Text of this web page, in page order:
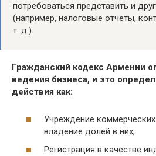
потребоваться представить и
(например, налоговые отчеты,
т. д.).
Гражданский кодекс Армении
ведения бизнеса, и это
действия как:
Учреждение
владение долей в них;
Регистрация в качестве